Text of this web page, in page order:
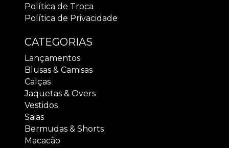
Política de Troca
Política de Privacidade
CATEGORIAS
Lançamentos
Blusas & Camisas
Calças
Jaquetas & Overs
Vestidos
Saias
Bermudas & Shorts
Macacão